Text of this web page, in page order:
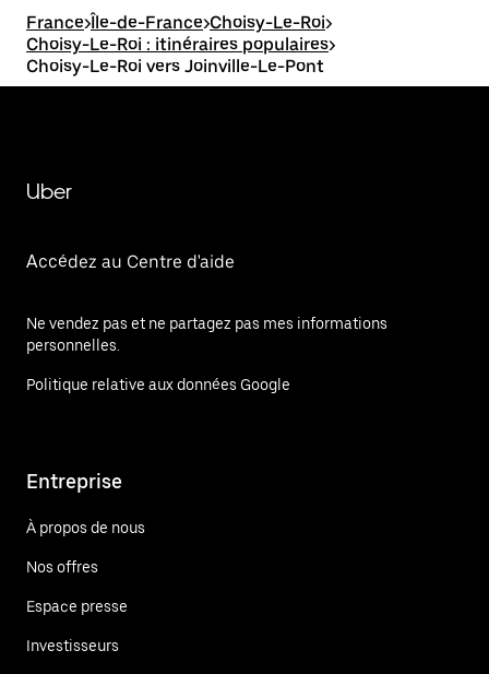
France>Île-de-France>Choisy-Le-Roi>
Choisy-Le-Roi : itinéraires populaires>
Choisy-Le-Roi vers Joinville-Le-Pont
Uber
Accédez au Centre d'aide
Ne vendez pas et ne partagez pas mes informations
personnelles.
Politique relative aux données Google
Entreprise
À propos de nous
Nos offres
Espace presse
Investisseurs